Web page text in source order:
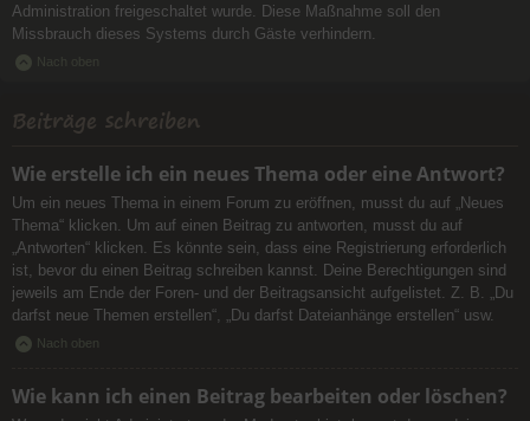
Administration freigeschaltet wurde. Diese Maßnahme soll den
Missbrauch dieses Systems durch Gäste verhindern.
Nach oben
Beiträge schreiben
Wie erstelle ich ein neues Thema oder eine Antwort?
Um ein neues Thema in einem Forum zu eröffnen, musst du auf „Neues
Thema“ klicken. Um auf einen Beitrag zu antworten, musst du auf
„Antworten“ klicken. Es könnte sein, dass eine Registrierung erforderlich
ist, bevor du einen Beitrag schreiben kannst. Deine Berechtigungen sind
jeweils am Ende der Foren- und der Beitragsansicht aufgelistet. Z. B. „Du
darfst neue Themen erstellen“, „Du darfst Dateianhänge erstellen“ usw.
Nach oben
Wie kann ich einen Beitrag bearbeiten oder löschen?